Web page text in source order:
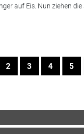
auf Eis. Nun ziehen die
2 3 4 5